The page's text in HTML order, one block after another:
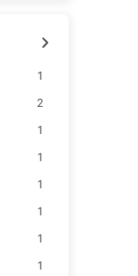
1
2
1
1
1
1
1
1